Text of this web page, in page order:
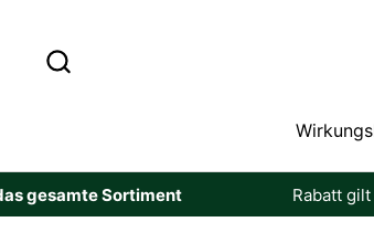
Rabatt gilt